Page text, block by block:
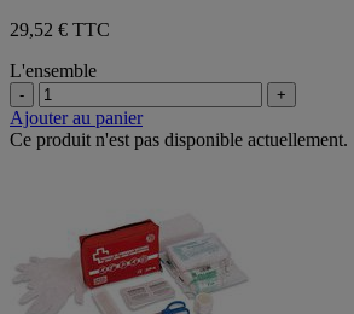
29,52 € TTC
L'ensemble
- +
Ajouter au panier
Ce produit n'est pas disponible actuellement.